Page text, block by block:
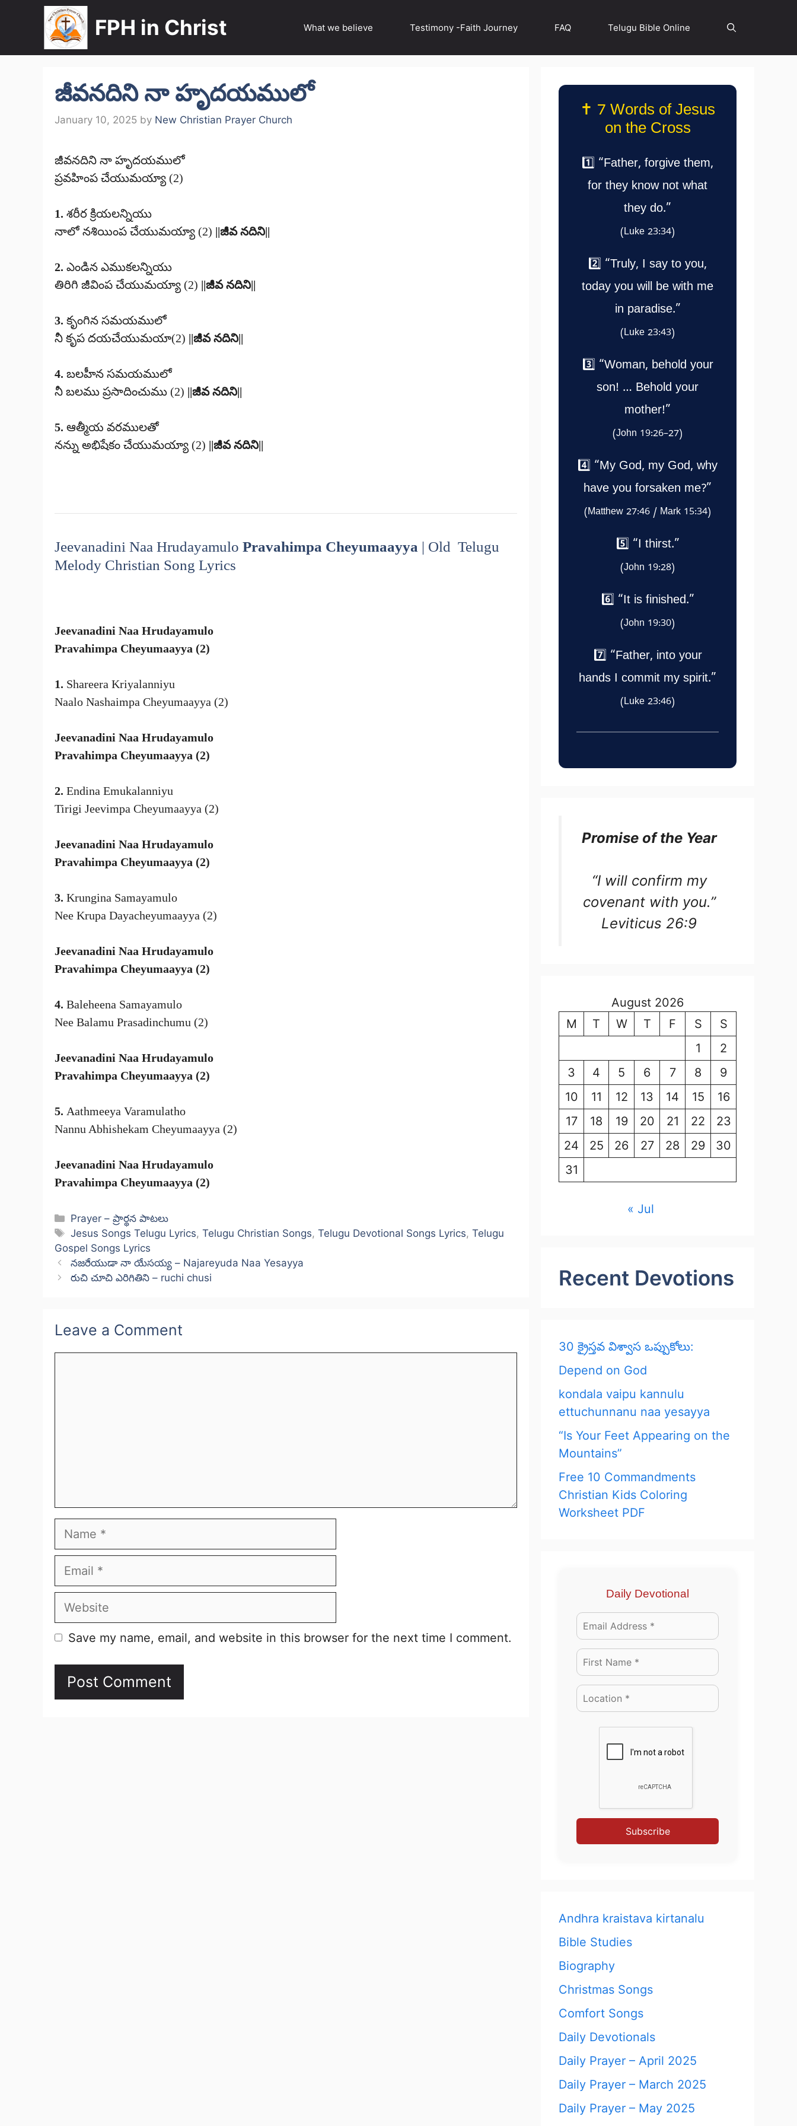
FPH in Christ What we believe Testimony -Faith Journey FAQ Telugu Bible Online
జీవనదిని నా హృదయములో
January 10, 2025 by New Christian Prayer Church
జీవనదిని నా హృదయములో
ప్రవహింప చేయుమయ్యా (2)
1. శరీర క్రియలన్నియు
నాలో నశియింప చేయుమయ్యా (2) ||జీవ నదిని||
2. ఎండిన ఎముకలన్నియు
తిరిగి జీవింప చేయుమయ్యా (2) ||జీవ నదిని||
3. కృంగిన సమయములో
నీ కృప దయచేయుమయా(2) ||జీవ నదిని||
4. బలహీన సమయములో
నీ బలము ప్రసాదించుము (2) ||జీవ నదిని||
5. ఆత్మీయ వరములతో
నన్ను అభిషేకం చేయుమయ్యా (2) ||జీవ నదిని||
Jeevanadini Naa Hrudayamulo Pravahimpa Cheyumaayya | Old Telugu
Melody Christian Song Lyrics
Jeevanadini Naa Hrudayamulo
Pravahimpa Cheyumaayya (2)
1. Shareera Kriyalanniyu
Naalo Nashaimpa Cheyumaayya (2)
Jeevanadini Naa Hrudayamulo
Pravahimpa Cheyumaayya (2)
2. Endina Emukalanniyu
Tirigi Jeevimpa Cheyumaayya (2)
Jeevanadini Naa Hrudayamulo
Pravahimpa Cheyumaayya (2)
3. Krungina Samayamulo
Nee Krupa Dayacheyumaayya (2)
Jeevanadini Naa Hrudayamulo
Pravahimpa Cheyumaayya (2)
4. Baleheena Samayamulo
Nee Balamu Prasadinchumu (2)
Jeevanadini Naa Hrudayamulo
Pravahimpa Cheyumaayya (2)
5. Aathmeeya Varamulatho
Nannu Abhishekam Cheyumaayya (2)
Jeevanadini Naa Hrudayamulo
Pravahimpa Cheyumaayya (2)
Categories
Prayer – ప్రార్థన పాటలు
Tags
Jesus Songs Telugu Lyrics,Telugu Christian Songs,Telugu Devotional Songs Lyrics,Telugu
Gospel Songs Lyrics
నజరేయుడా నా యేసయ్య – Najareyuda Naa Yesayya
రుచి చూచి ఎరిగితిని – ruchi chusi
Leave a Comment
Name
Email
Website
Save my name, email, and website in this browser for the next time I comment.
✝️ 7 Words of Jesus
on the Cross
1️⃣ “Father, forgive them,
for they know not what
they do.”
(Luke 23:34)
2️⃣ “Truly, I say to you,
today you will be with me
in paradise.”
(Luke 23:43)
3️⃣ “Woman, behold your
son! … Behold your
mother!”
(John 19:26–27)
4️⃣ “My God, my God, why
have you forsaken me?”
(Matthew 27:46 / Mark 15:34)
5️⃣ “I thirst.”
(John 19:28)
6️⃣ “It is finished.”
(John 19:30)
7️⃣ “Father, into your
hands I commit my spirit.”
(Luke 23:46)
Promise of the Year
“I will confirm my
covenant with you.”
Leviticus 26:9
August 2026
M
T W T F S
S
1
2
3
4 5 6 7 8
9
10
11 12 13 14 15
16
17
18 19 20 21 22
23
24
25 26 27 28 29
30
31
« Jul
Recent Devotions
30 క్రైస్తవ విశ్వాస ఒప్పుకోలు:
Depend on God
kondala vaipu kannulu
ettuchunnanu naa yesayya
“Is Your Feet Appearing on the
Mountains”
Free 10 Commandments
Christian Kids Coloring
Worksheet PDF
Daily Devotional
Subscribe
Andhra kraistava kirtanalu
Bible Studies
Biography
Christmas Songs
Comfort Songs
Daily Devotionals
Daily Prayer – April 2025
Daily Prayer – March 2025
Daily Prayer – May 2025